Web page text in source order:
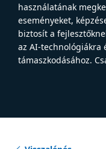
használatának
eseményeket,
biztosít a
az AI-technológiákra
támaszkodásához.